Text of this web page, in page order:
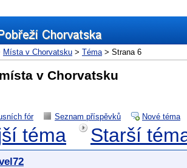
Místa v Chorvatsku > Téma> Strana 6
v Chorvatsku
fór Seznam příspěvků Nové téma
téma Starší